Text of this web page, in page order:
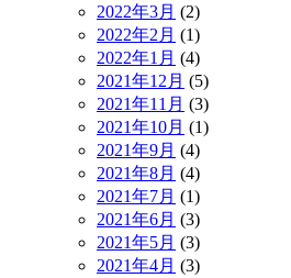
2022年3月 (2)
2022年2月 (1)
2022年1月 (4)
2021年12月 (5)
2021年11月 (3)
2021年10月 (1)
2021年9月 (4)
2021年8月 (4)
2021年7月 (1)
2021年6月 (3)
2021年5月 (3)
2021年4月 (3)